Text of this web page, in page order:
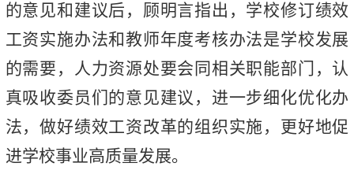
的意见和建议后，顾明言指出，学校修订绩效
工资实施办法和教师年度考核办法是学校发展
的需要，人力资源处要会同相关职能部门，认
真吸收委员们的意见建议，进一步细化优化办
法，做好绩效工资改革的组织实施，更好地促
进学校事业高质量发展。